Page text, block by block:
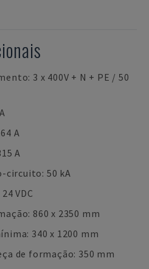
3 x 400V + N + PE / 50
A
A
circuito: 50 kA
VDC
860 x 2350 mm
340 x 1200 mm
de formação: 350 mm